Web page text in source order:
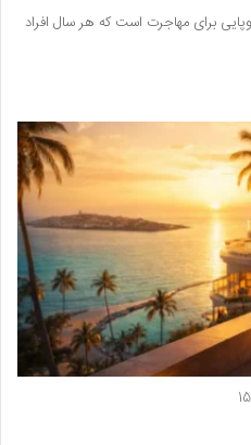
برای مهاجرت است که هر سال افراد
15